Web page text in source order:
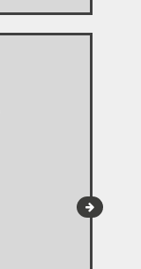
Luise
erfahren hat,